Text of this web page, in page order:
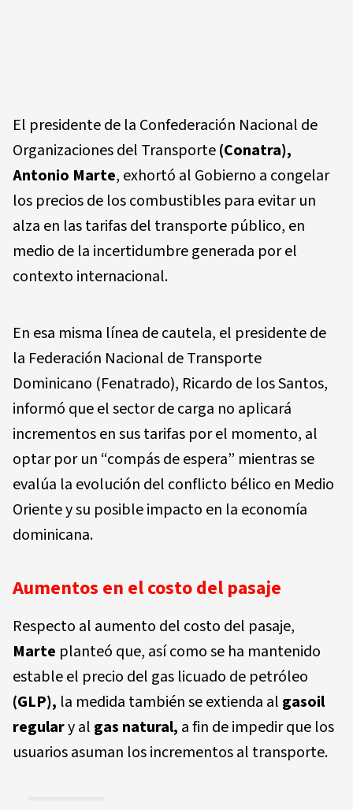
El presidente de la Confederación Nacional de
Organizaciones del Transporte(Conatra),
Antonio Marte, exhortó al Gobierno a congelar
los precios de los combustibles para evitar un
alza en las tarifas del transporte público, en
medio de la incertidumbre generada por el
contexto internacional.
En esa misma línea de cautela, el presidente de
la Federación Nacional de Transporte
Dominicano (Fenatrado), Ricardo de los Santos,
informó que el sector de carga no aplicará
incrementos en sus tarifas por el momento, al
optar por un “compás de espera” mientras se
evalúa la evolución del conflicto bélico en Medio
Oriente y su posible impacto en la economía
dominicana.
Aumentos en el costo del pasaje
Respecto al aumento del costo del pasaje,
Marte planteó que, así como se ha mantenido
estable el precio del gas licuado de petróleo
(GLP), la medida también se extienda al gasoil
regulary al gas natural, a fin de impedir que los
usuarios asuman los incrementos al transporte.